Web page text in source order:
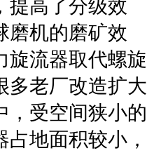
提高了分级效
磨机的磨矿效
旋流器取代螺旋
多老厂改造扩大
，受空间狭小的
地面积较小，